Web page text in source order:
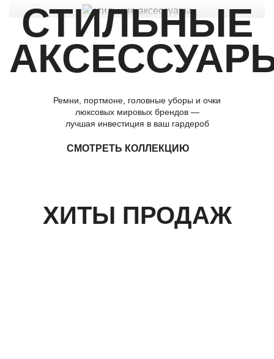
СТИЛЬНЫЕ
Ремни, портмоне, головные уборы и очки
люксовых мировых брендов —
лучшая инвестиция в ваш гардероб
СМОТРЕТЬ КОЛЛЕКЦИЮ
ХИТЫ ПРОДАЖ